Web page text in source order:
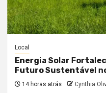
Local
Energia Solar
Futuro Sustentável
14 horas atrás Cynthia